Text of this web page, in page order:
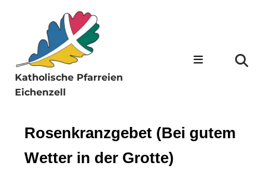
Katholische Pfarreien
Eichenzell
Rosenkranzgebet (Bei gutem
Wetter in der Grotte)